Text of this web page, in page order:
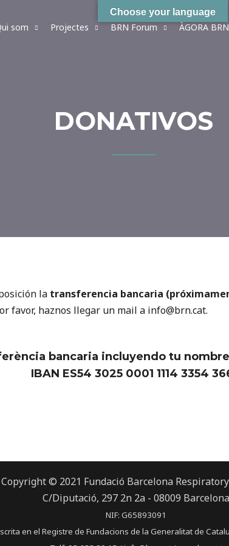
som Projectes BRN Forum ÀGORA
DONATIVOS
la transferencia bancaria
favor, haznos llegar un mail a info@brn.cat.
bancaria incluyendo tu
IBAN ES54 3025 0001 1114 3354
Copyright © 2021 Fundació Barcelona
C/Diputació, 297 2n 2a - 08009 Barcelona
NIF: G65893091
en el Registre de Fundacions de la Generalitat de
Choose your language